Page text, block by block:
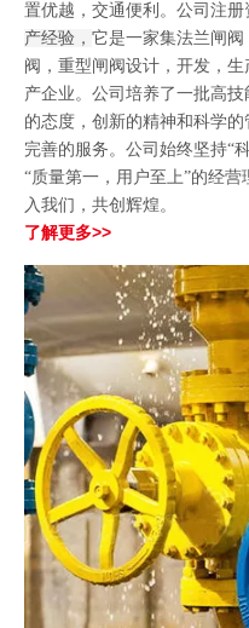
置优越，交通便利。公司注册
产经验， 它是一家集法兰闸阀
阀 ， 重型闸阀设计，开发，
产企业。公司培养了一批高
的态度，创新的精神和科学
完善的服务。公司始终坚持“
“质量第一，用户至上”的经
入我们，共创辉煌。
了解更多>>